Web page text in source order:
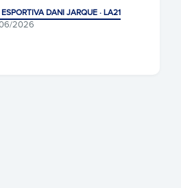
DANI JARQUE · LA21
2026